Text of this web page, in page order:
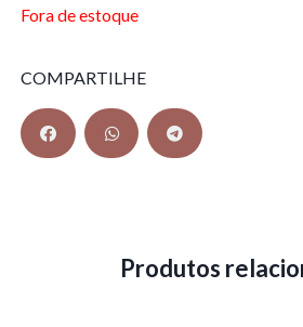
Fora de estoque
COMPARTILHE
Produtos